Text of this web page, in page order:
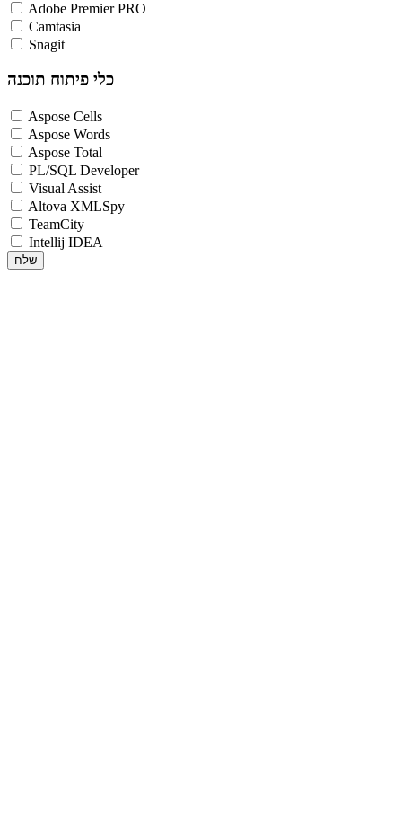
Adobe Premier PRO
Camtasia
Snagit
כלי פיתוח תוכנה
Aspose Cells
Aspose Words
Aspose Total
PL/SQL Developer
Visual Assist
Altova XMLSpy
TeamCity
Intellij IDEA